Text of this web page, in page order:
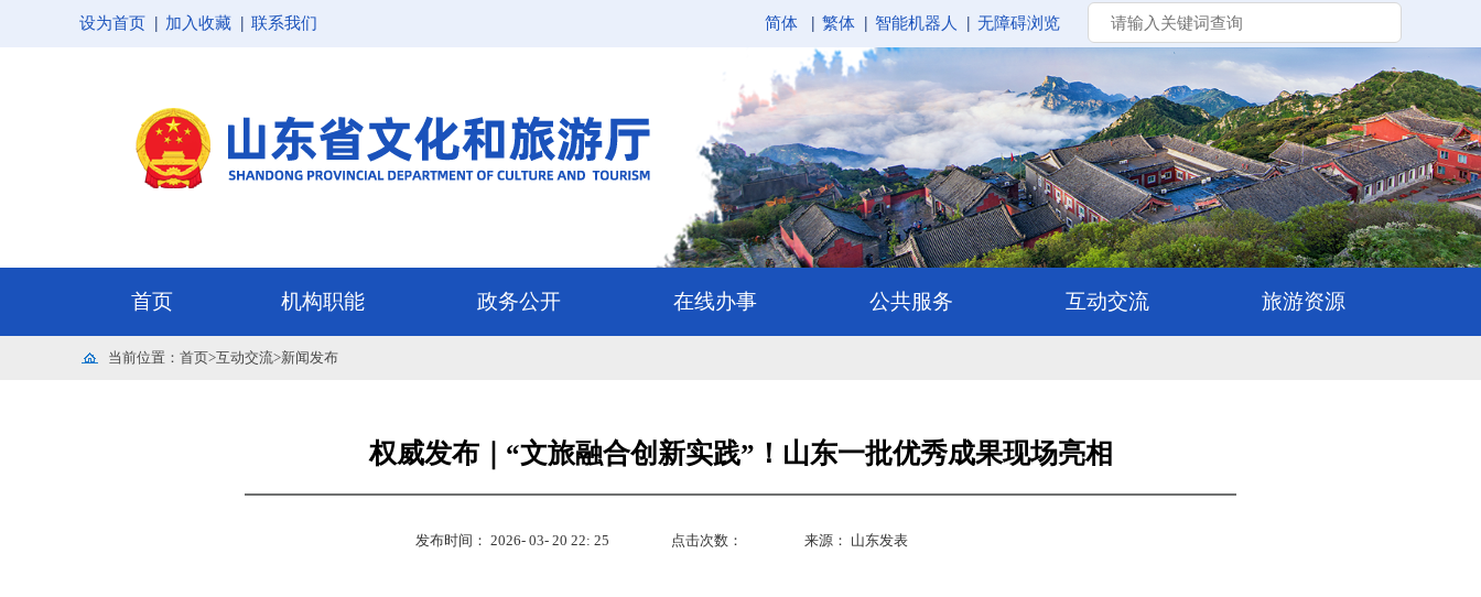
设为首页 加入收藏 联系我们 简体 繁体 智能机器人 无障碍浏览
当前位置： 首页>互动交流>新闻发布
权威发布｜“文旅融合创新实践”！山东一批优秀成果现场亮相
发布时间： 2026- 03- 20 22: 25 点击次数： 来源： 山东发表